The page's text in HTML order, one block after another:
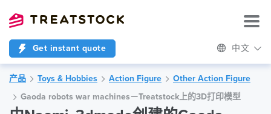
Get instant quote 中文
产品 Toys & Hobbies Action Figure
Other Action Figure
Gaoda robots war machines－Treatstock上的3D打印模型